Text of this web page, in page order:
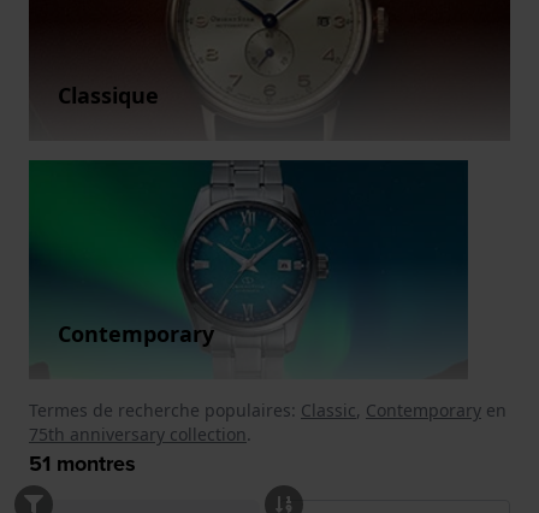
Classique
Contemporary
Termes de recherche populaires: Classic, Contemporary en
75th anniversary collection.
51 montres